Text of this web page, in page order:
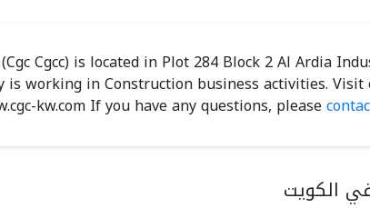
Cgcc) is located in Plot 284 Block 2 Al Ardia
is working in Construction business activities.
kw.com If you have any questions, please
الكويت